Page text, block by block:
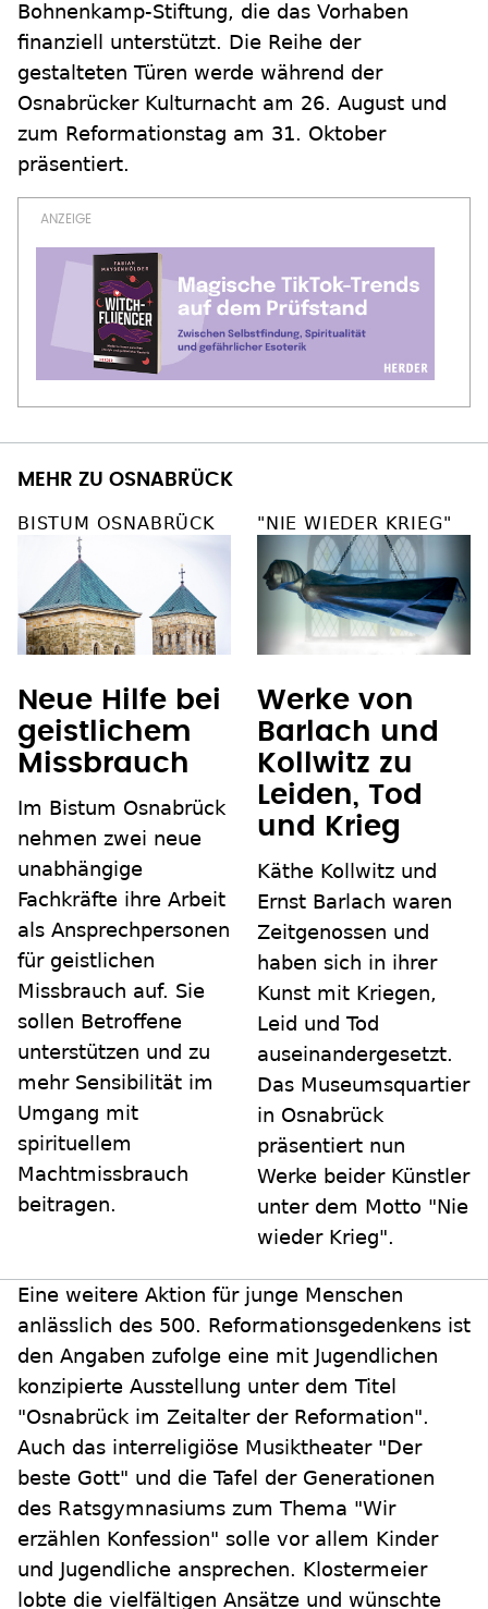
Bohnenkamp-Stiftung, die das Vorhaben
finanziell unterstützt. Die Reihe der
gestalteten Türen werde während der
Osnabrücker Kulturnacht am 26. August und
zum Reformationstag am 31. Oktober
präsentiert.
MEHR ZU OSNABRÜCK
BISTUM OSNABRÜCK
Neue Hilfe bei
geistlichem
Missbrauch
Im Bistum Osnabrück
nehmen zwei neue
unabhängige
Fachkräfte ihre Arbeit
als Ansprechpersonen
für geistlichen
Missbrauch auf. Sie
sollen Betroffene
unterstützen und zu
mehr Sensibilität im
Umgang mit
spirituellem
Machtmissbrauch
beitragen.
"NIE WIEDER KRIEG"
Werke von
Barlach und
Kollwitz zu
Leiden, Tod
und Krieg
Käthe Kollwitz und
Ernst Barlach waren
Zeitgenossen und
haben sich in ihrer
Kunst mit Kriegen,
Leid und Tod
auseinandergesetzt.
Das Museumsquartier
in Osnabrück
präsentiert nun
Werke beider Künstler
unter dem Motto "Nie
wieder Krieg".
Eine weitere Aktion für junge Menschen
anlässlich des 500. Reformationsgedenkens ist
den Angaben zufolge eine mit Jugendlichen
konzipierte Ausstellung unter dem Titel
"Osnabrück im Zeitalter der Reformation".
Auch das interreligiöse Musiktheater "Der
beste Gott" und die Tafel der Generationen
des Ratsgymnasiums zum Thema "Wir
erzählen Konfession" solle vor allem Kinder
und Jugendliche ansprechen. Klostermeier
lobte die vielfältigen Ansätze und wünschte